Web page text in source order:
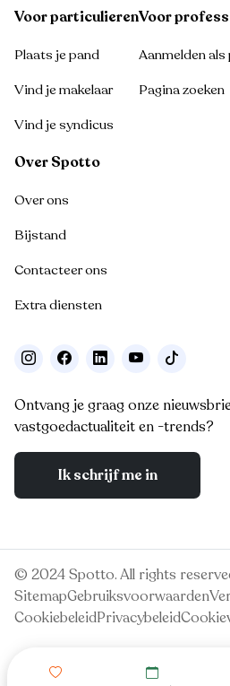
Voor particulieren
Plaats je pand
Vind je makelaar
Vind je syndicus
Voor
Aanmelden
Pagina zoeken
Over Spotto
Over ons
Bijstand
Contacteer ons
Extra diensten
Ontvang je graag onze
vastgoedactualiteit en -trends?
Ik schrijf me in
© 2024 Spotto. All rights
SitemapGebruiksvoorwaarden
CookiebeleidPrivacybeleid